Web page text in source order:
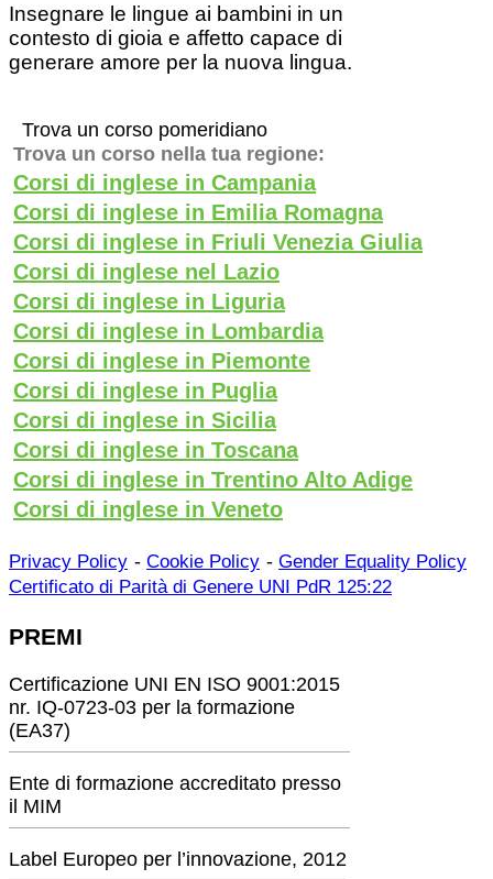
Insegnare le lingue ai bambini in un
contesto di gioia e affetto capace di
generare amore per la nuova lingua.
Trova un corso pomeridiano
Trova un corso nella tua regione:
Corsi di inglese in Campania
Corsi di inglese in Emilia Romagna
Corsi di inglese in Friuli Venezia Giulia
Corsi di inglese nel Lazio
Corsi di inglese in Liguria
Corsi di inglese in Lombardia
Corsi di inglese in Piemonte
Corsi di inglese in Puglia
Corsi di inglese in Sicilia
Corsi di inglese in Toscana
Corsi di inglese in Trentino Alto Adige
Corsi di inglese in Veneto
Privacy Policy - Cookie Policy - Gender Equality Policy
Certificato di Parità di Genere UNI PdR 125:22
PREMI
Certificazione UNI EN ISO 9001:2015
nr. IQ-0723-03 per la formazione
(EA37)
Ente di formazione accreditato presso
il MIM
Label Europeo per l’innovazione, 2012